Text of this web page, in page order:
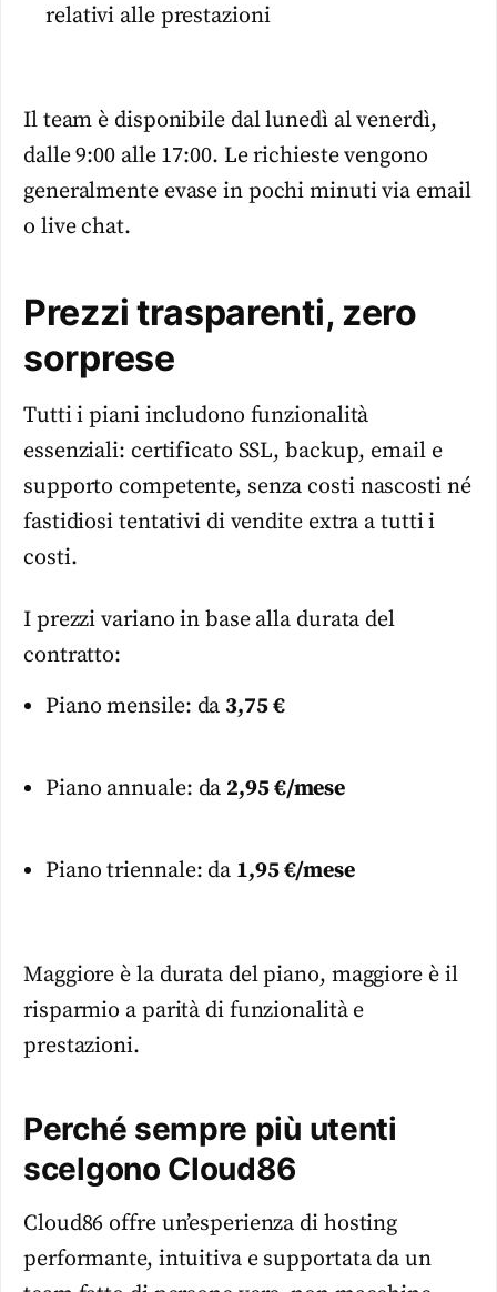
relativi alle prestazioni
Il team è disponibile dal lunedì al venerdì,
dalle 9:00 alle 17:00. Le richieste vengono
generalmente evase in pochi minuti via email
o live chat.
Prezzi trasparenti, zero
sorprese
Tutti i piani includono funzionalità
essenziali: certificato SSL, backup, email e
supporto competente, senza costi nascosti né
fastidiosi tentativi di vendite extra a tutti i
costi.
I prezzi variano in base alla durata del
contratto:
Piano mensile: da3,75 €
Piano annuale: da 2,95 €/mese
Piano triennale: da 1,95 €/mese
Maggiore è la durata del piano, maggiore è il
risparmio a parità di funzionalità e
prestazioni.
Perché sempre più utenti
scelgono Cloud86
Cloud86 offre un’esperienza di hosting
performante, intuitiva e supportata da un